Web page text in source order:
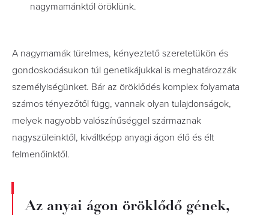
nagymamánktól öröklünk.
A nagymamák türelmes, kényeztető szeretetükön és
gondoskodásukon túl genetikájukkal is meghatározzák
személyiségünket. Bár az öröklődés komplex folyamata
számos tényezőtől függ, vannak olyan tulajdonságok,
melyek nagyobb valószínűséggel származnak
nagyszüleinktől, kiváltképp anyagi ágon élő és élt
felmenőinktől.
Az anyai ágon öröklődő gének,